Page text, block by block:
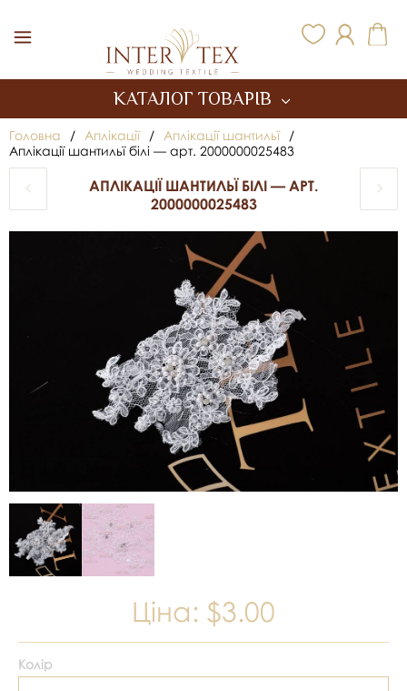
КАТАЛОГ ТОВАРІВ
Головна / Аплікації / Аплікації шантильї
/
Аплікації шантильї білі — арт. 2000000025483
АПЛІКАЦІЇ ШАНТИЛЬЇ БІЛІ — АРТ.
2000000025483
Ціна: $3.00
Колір